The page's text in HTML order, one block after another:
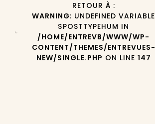
RETOUR À :
WARNING: UNDEFINED VARIABLE
$POSTTYPEHUM IN
/HOME/ENTREVB/WWW/WP-
CONTENT/THEMES/ENTREVUES-
NEW/SINGLE.PHP ON LINE 147